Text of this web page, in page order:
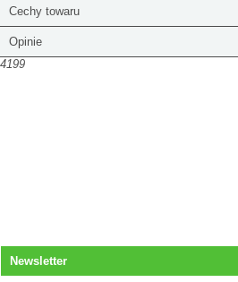
Cechy towaru
Opinie
4199
Newsletter